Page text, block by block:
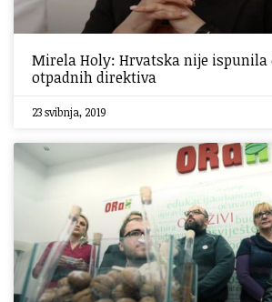
Mirela Holy: Hrvatska nije ispunila
otpadnih direktiva
23 svibnja, 2019